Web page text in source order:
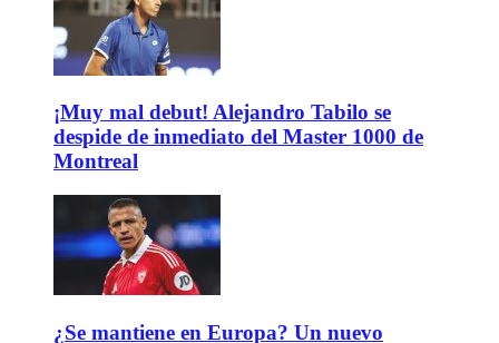
¡Muy mal debut! Alejandro Tabilo se
despide de inmediato del Master 1000 de
Montreal
¿Se mantiene en Europa? Un nuevo